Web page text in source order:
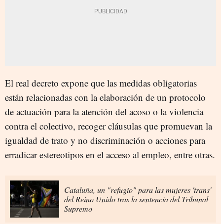
El real decreto expone que las medidas obligatorias
están relacionadas con la elaboración de un protocolo
de actuación para la atención del acoso o la violencia
contra el colectivo, recoger cláusulas que promuevan la
igualdad de trato y no discriminación o acciones para
erradicar estereotipos en el acceso al empleo, entre otras.
Cataluña, un "refugio" para las mujeres 'trans'
del Reino Unido tras la sentencia del Tribunal
Supremo